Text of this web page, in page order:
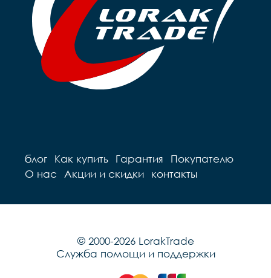
блог Как купить Гарантия
Покупателю
О нас
Акции и скидки контакты
© 2000-2026 LorakTrade
Служба помощи и поддержки